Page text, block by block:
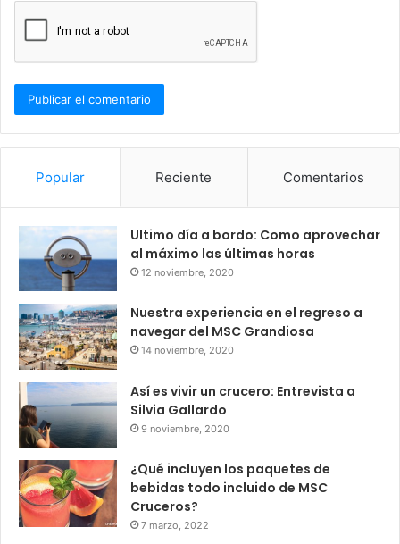
Popular Reciente Comentarios
Ultimo día a bordo: Como aprovechar
al máximo las últimas horas
12 noviembre, 2020
Nuestra experiencia en el regreso a
navegar del MSC Grandiosa
14 noviembre, 2020
Así es vivir un crucero: Entrevista a
Silvia Gallardo
9 noviembre, 2020
¿Qué incluyen los paquetes de
bebidas todo incluido de MSC
Cruceros?
7 marzo, 2022